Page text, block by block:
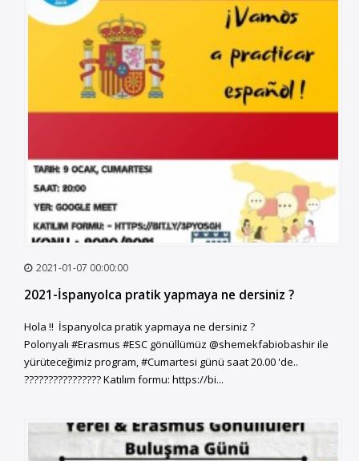
2021-01-07 00:00:00
2021-İspanyolca pratik yapmaya ne dersiniz ?
Hola !! İspanyolca pratik yapmaya ne dersiniz ?
Polonyalı #Erasmus #ESC gönüllümüz @shemekfabiobashir ile
yürüteceğimiz program, #Cumartesi günü saat 20.00 'de..
???????????????? Katılım formu: https://bi...